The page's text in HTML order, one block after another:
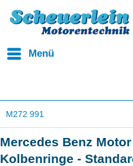
Menü
M272 991
Mercedes Benz
Kolbenringe -